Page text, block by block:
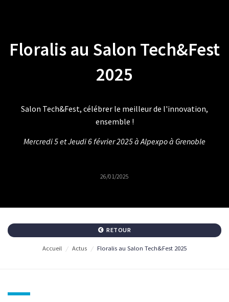
Floralis au Salon Tech&Fest
2025
Salon Tech&Fest, célébrer le meilleur de l'innovation,
ensemble !
Mercredi 5 et Jeudi 6 février 2025 à Alpexpo à Grenoble
26/01/2025
RETOUR
Accueil / Actus / Floralis au Salon Tech&Fest 2025